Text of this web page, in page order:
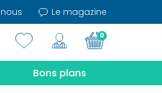
Le magazine
0
Bons plans